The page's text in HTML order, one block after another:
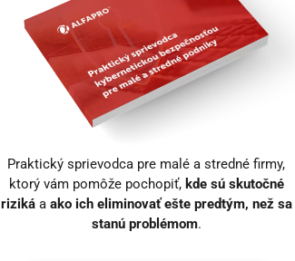
Praktický sprievodca pre malé a stredné firmy,
ktorý vám pomôže pochopiť, kde sú skutočné
rizikáa ako ich eliminovať ešte predtým, než sa
stanú problémom.